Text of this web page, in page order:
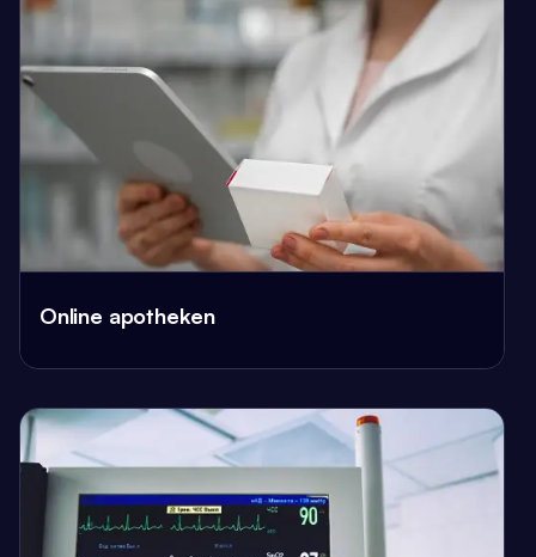
Online apotheken